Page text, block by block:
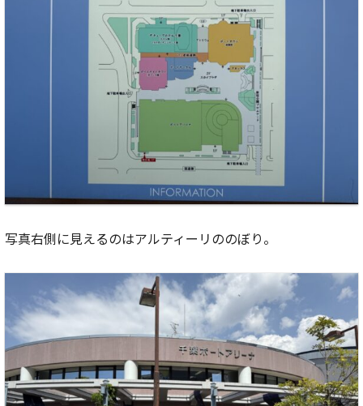
写真右側に見えるのはアルティーリののぼり。